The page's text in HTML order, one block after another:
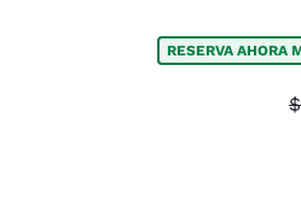
RESERVA AHORA